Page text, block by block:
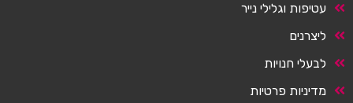
עטיפות וגלילי נייר
ליצרנים
לבעלי חנויות
מדיניות פרטיות